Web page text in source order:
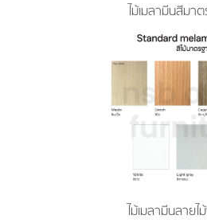
ไม้เมลามีนสีมา
ไม้เมลามีนลายไ